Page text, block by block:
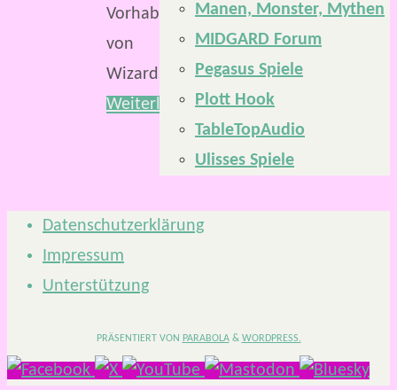
Vorhaben
von
Wizards…
Weiterlesen
Manen, Monster, Mythen
MIDGARD Forum
Pegasus Spiele
Plott Hook
TableTopAudio
Ulisses Spiele
Datenschutzerklärung
Impressum
Unterstützung
PRÄSENTIERT VON PARABOLA& WORDPRESS.